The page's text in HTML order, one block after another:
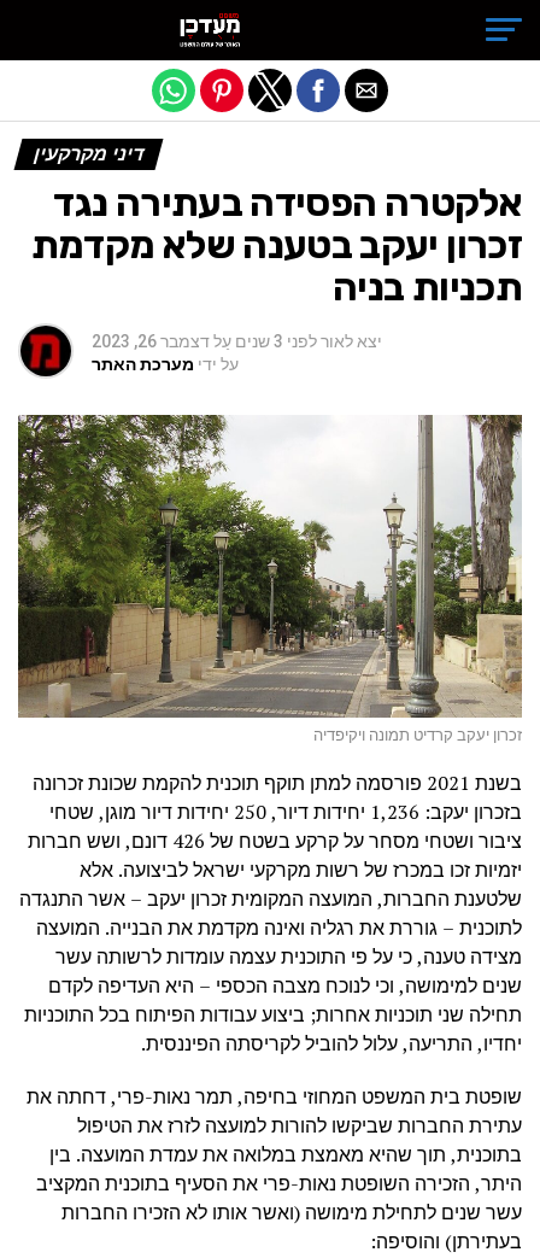
דיני מקרקעין
אלקטרה הפסידה בעתירה נגד
זכרון יעקב בטענה שלא מקדמת
תכניות בניה
יצא לאורלפני 3 שנים עַלדצמבר 26, 2023
על ידי מערכת האתר
זכרון יעקב קרדיט תמונה ויקיפדיה
בשנת 2021 פורסמה למתן תוקף תוכנית להקמת שכונת זכרונה
בזכרון יעקב: 1,236 יחידות דיור, 250 יחידות דיור מוגן, שטחי
ציבור ושטחי מסחר על קרקע בשטח של 426 דונם, ושש חברות
יזמיות זכו במכרז של רשות מקרקעי ישראל לביצועה. אלא
שלטענת החברות, המועצה המקומית זכרון יעקב – אשר התנגדה
לתוכנית – גוררת את רגליה ואינה מקדמת את הבנייה. המועצה
מצידה טענה, כי על פי התוכנית עצמה עומדות לרשותה עשר
שנים למימושה, וכי לנוכח מצבה הכספי – היא העדיפה לקדם
תחילה שני תוכניות אחרות; ביצוע עבודות הפיתוח בכל התוכניות
יחדיו, התריעה, עלול להוביל לקריסתה הפיננסית.
שופטת בית המשפט המחוזי בחיפה, תמר נאות-פרי, דחתה את
עתירת החברות שביקשו להורות למועצה לזרז את הטיפול
בתוכנית, תוך שהיא מאמצת במלואה את עמדת המועצה. בין
היתר, הזכירה השופטת נאות-פרי את הסעיף בתוכנית המקציב
עשר שנים לתחילת מימושה (ואשר אותו לא הזכירו החברות
בעתירתן) והוסיפה:
Exit mobile version